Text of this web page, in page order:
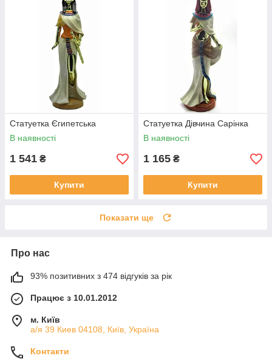
Статуетка Єгипетська
В наявності
1 541 ₴
Купити
Статуетка Дівчина Сарінка
В наявності
1 165 ₴
Купити
Показати ще
Про нас
93% позитивних з 474 відгуків за рік
Працює з 10.01.2012
м. Київ
а/я 39 Киев 04108, Київ, Україна
Контакти